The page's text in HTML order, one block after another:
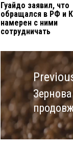
Гуайдо заявил, что
обращался в РФ и
намерен с ними
сотрудничать
Навигация
по
записям
post: